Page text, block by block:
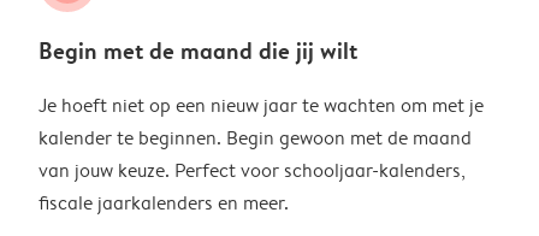
Begin met de maand die jij wilt
Je hoeft niet op een nieuw jaar te wachten om met je
kalender te beginnen. Begin gewoon met de maand
van jouw keuze. Perfect voor schooljaar-kalenders,
fiscale jaarkalenders en meer.